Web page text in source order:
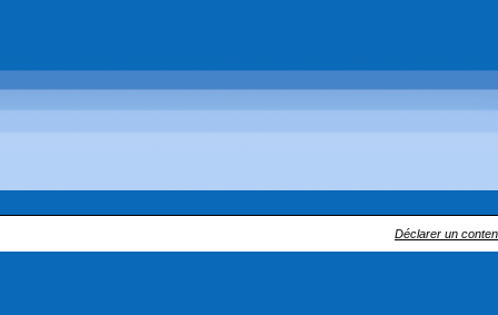
Déclarer un